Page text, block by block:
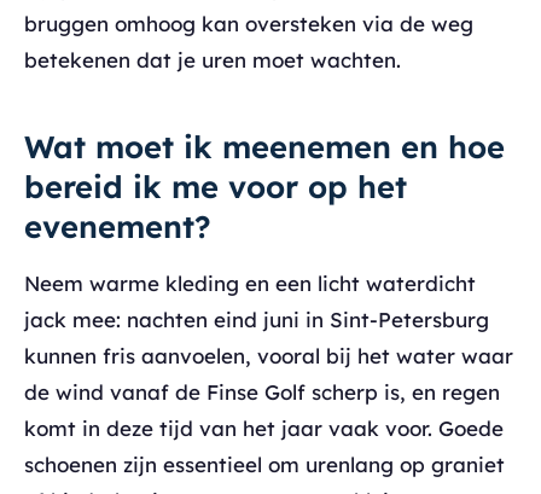
bruggen omhoog kan oversteken via de weg
betekenen dat je uren moet wachten.
Wat moet ik meenemen en hoe
bereid ik me voor op het
evenement?
Neem warme kleding en een licht waterdicht
jack mee: nachten eind juni in Sint-Petersburg
kunnen fris aanvoelen, vooral bij het water waar
de wind vanaf de Finse Golf scherp is, en regen
komt in deze tijd van het jaar vaak voor. Goede
schoenen zijn essentieel om urenlang op graniet